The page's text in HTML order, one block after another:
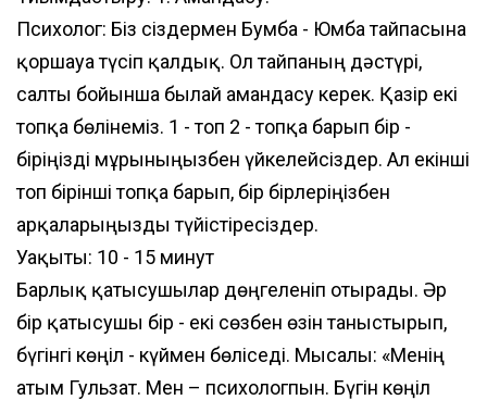
Психолог: Біз сіздермен Бумба - Юмба тайпасына
қоршауға түсіп қалдық. Ол тайпаның дәстүрі,
салты бойынша былай амандасу керек. Қазір екі
топқа бөлінеміз. 1 - топ 2 - топқа барып бір -
біріңізді мұрыныңызбен үйкелейсіздер. Ал екінші
топ бірінші топқа барып, бір бірлеріңізбен
арқаларыңызды түйістіресіздер.
Уақыты: 10 - 15 минут
Барлық қатысушылар дөңгеленіп отырады. Әр
бір қатысушы бір - екі сөзбен өзін таныстырып,
бүгінгі көңіл - күймен бөліседі. Мысалы: «Менің
атым Гульзат. Мен – психологпын. Бүгін көңіл